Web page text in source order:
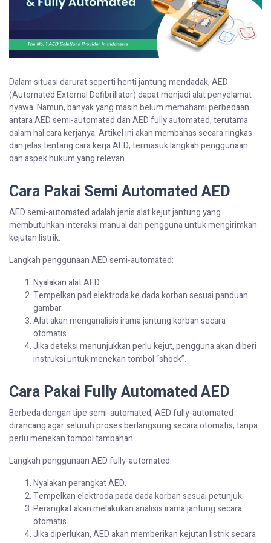
Dalam situasi darurat seperti henti jantung mendadak, AED
(Automated External Defibrillator) dapat menjadi alat penyelamat
nyawa. Namun, banyak yang masih belum memahami perbedaan
antara AED semi-automated dan AED fully automated, terutama
dalam hal cara kerjanya. Artikel ini akan membahas secara ringkas
dan jelas tentang cara kerja AED, termasuk langkah penggunaan
dan aspek hukum yang relevan.
Cara Pakai Semi Automated AED
AED semi-automated adalah jenis alat kejut jantung yang
membutuhkan interaksi manual dari pengguna untuk mengirimkan
kejutan listrik.
Langkah penggunaan AED semi-automated:
Nyalakan alat AED.
Tempelkan pad elektroda ke dada korban sesuai panduan
gambar.
Alat akan menganalisis irama jantung korban secara
otomatis.
Jika deteksi menunjukkan perlu kejut, pengguna akan diberi
instruksi untuk menekan tombol “shock”.
Cara Pakai Fully Automated AED
Berbeda dengan tipe semi-automated, AED fully-automated
dirancang agar seluruh proses berlangsung secara otomatis, tanpa
perlu menekan tombol tambahan.
Langkah penggunaan AED fully-automated:
Nyalakan perangkat AED.
Tempelkan elektroda pada dada korban sesuai petunjuk.
Perangkat akan melakukan analisis irama jantung secara
otomatis.
Jika diperlukan, AED akan memberikan kejutan listrik secara